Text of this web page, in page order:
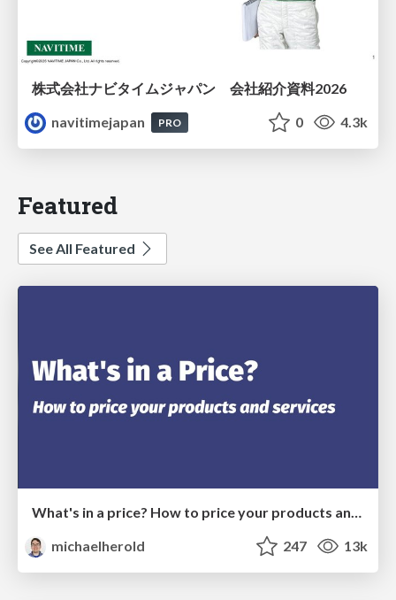
株式会社ナビタイムジャパン 会社紹介資料2026
navitimejapan
PRO 0 4.3k
Featured
See All Featured
What's in a price? How to price your products and services
michaelherold
247 13k